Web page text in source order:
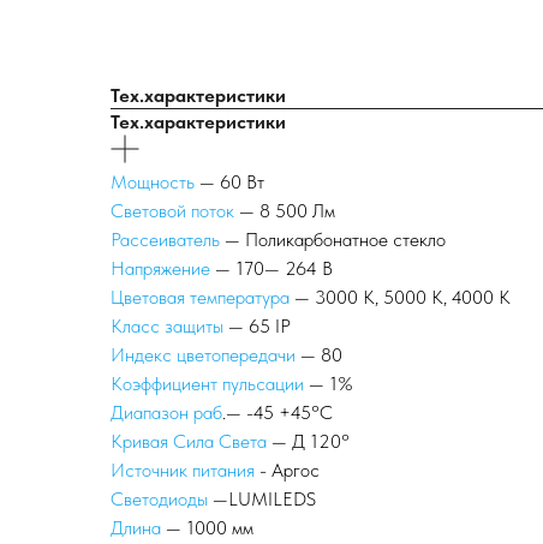
Тех.характеристики
Тех.характеристики
Мощность — 60 Вт
Световой поток — 8 500 Лм
Рассеиватель — Поликарбонатное стекло
Напряжение — 170— 264 В
Цветовая температура — 3000 К, 5000 К, 4000 К
Класс защиты — 65 IP
Индекс цветопередачи — 80
Коэффициент пульсации — 1%
Диапазон раб.— -45 +45°С
Кривая Сила Света — Д 120°
Источник питания - Аргос
Светодиоды —LUMILEDS
Длина — 1000 мм